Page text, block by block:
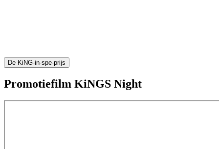
De KiNG-in-spe-prijs
Promotiefilm KiNGS Night